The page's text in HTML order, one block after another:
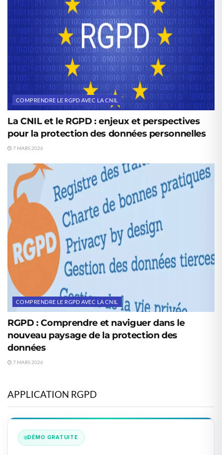
COMPRENDRE LE RGPD AVEC LA CNIL
La CNIL et le RGPD : enjeux et perspectives
pour la protection des données personnelles
7 MARS 2026
COMPRENDRE LE RGPD AVEC LA CNIL
RGPD : Comprendre et naviguer dans le
nouveau paysage de la protection des
données
7 MARS 2026
APPLICATION RGPD
DÉMO GRATUITE